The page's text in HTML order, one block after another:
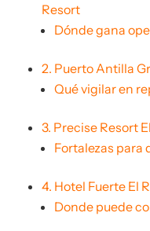
Resort
Dónde gana
2. Puerto Antilla
Qué vigilar en
3. Precise Resort
Fortalezas para
4. Hotel Fuerte El
Donde puede